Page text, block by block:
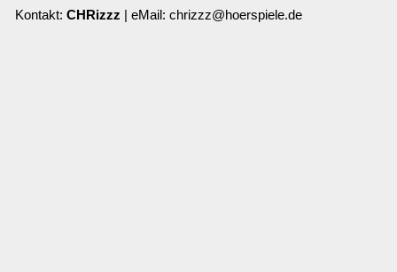
Kontakt: CHRizzz | eMail: chrizzz@hoerspiele.de